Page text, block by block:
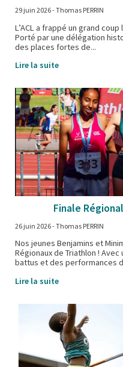
29 juin 2026- Thomas PERRIN
L’ACL a frappé un grand
Porté par une délégation
des places fortes de...
Lire la suite
Finale
26 juin 2026- Thomas PERRIN
Nos jeunes Benjamins et
Régionaux de Triathlon !
battus et des performances
Lire la suite